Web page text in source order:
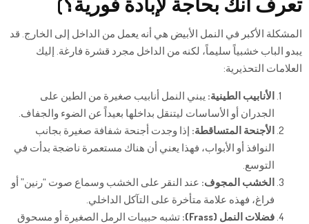
تعرف أنك بحاجة لإبادة فورية؟)
المشكلة الأكبر في النمل الأبيض هي أنه يعمل من الداخل إلى الخارج. قد
يبدو الباب خشبياً سليماً، لكنه من الداخل مجرد قشرة فارغة. إليك
العلامات التحذيرية:
الأنابيب الطينية: يبني النمل أنابيب صغيرة من الطين على
الجدران أو الأساسات ليتنقل بداخلها بعيداً عن الضوء والجفاف.
الأجنحة المتساقطة: إذا وجدت أجنحة شفافة صغيرة بجانب
النوافذ أو الأبواب، فهذا يعني أن هناك مستعمرة ناضجة بدأت في
التوسع.
الخشب المجوف: عند النقر على الخشب وسماع صوت “رنين” أو
فراغ، فهذه علامة متأخرة على التآكل الداخلي.
فضلات النمل (Frass):
تشبه حبيبات الرمل الصغيرة أو مسحوق